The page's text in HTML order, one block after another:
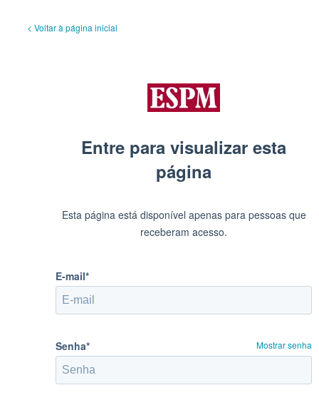
< Voltar à página inicial
Entre para visualizar esta
página
Esta página está disponível apenas para pessoas que
receberam acesso.
E-mail*
Senha* Mostrar senha